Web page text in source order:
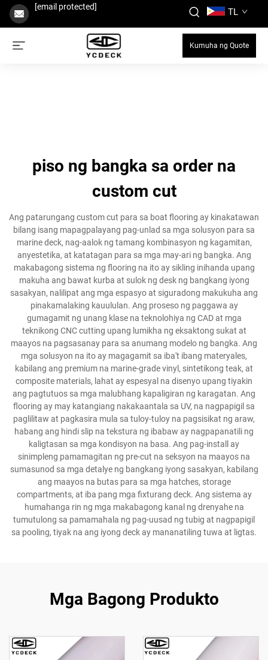
[email protected] TL
Kumuha ng Quote
piso ng bangka sa order na
custom cut
Ang patarungang custom cut para sa boat flooring ay kinakatawan
bilang isang mapagpalayang pag-unlad sa mga solusyon para sa
marine deck, nag-aalok ng tamang kombinasyon ng kagamitan,
anyestetika, at katatagan para sa mga may-ari ng bangka. Ang
makabagong sistema ng flooring na ito ay sikling inihanda upang
makuha ang bawat kurba at sulok ng desk ng bangkang iyong
sasakyan, nalilipat ang mga espasyo at siguradong makukuha ang
pinakamalaking kauululan. Ang proseso ng paggawa ay
gumagamit ng unang klase na teknolohiya ng CAD at mga
teknikong CNC cutting upang lumikha ng eksaktong sukat at
maayos na pagsasanay para sa anumang modelo ng bangka. Ang
mga solusyon na ito ay magagamit sa iba't ibang materyales,
kabilang ang premium na marine-grade vinyl, sintetikong teak, at
composite materials, lahat ay espesyal na disenyo upang tiyakin
ang pagtutuos sa mga malubhang kapaligiran ng karagatan. Ang
flooring ay may katangiang nakakaantala sa UV, na nagpapigil sa
paglilitaw at pagkasira mula sa tuloy-tuloy na pagsisikat ng araw,
habang ang hindi slip na tekstura ng ibabaw ay nagpapanatili ng
kaligtasan sa mga kondisyon na basa. Ang pag-install ay
sinimpleng pamamagitan ng pre-cut na seksyon na maayos na
sumasunod sa mga detalye ng bangkang iyong sasakyan, kabilang
ang maayos na butas para sa mga hatches, storage
compartments, at iba pang mga fixturang deck. Ang sistema ay
humahanga rin ng mga makabagong kanal ng drenyahe na
tumutulong sa pamamahala ng pag-uusad ng tubig at nagpapigil
sa pooling, tiyak na ang iyong deck ay mananatiling tuwa at ligtas.
Mga Bagong Produkto